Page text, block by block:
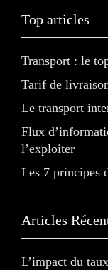
Top articles
Transport : le
Tarif de
Le transport
Flux
l’exploiter
Les 7 principes
Articles
L’impact du